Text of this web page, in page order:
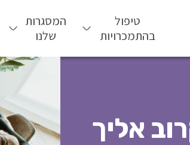
טיפול
בהתמכרויות
המסגרות
שלנו
אליך